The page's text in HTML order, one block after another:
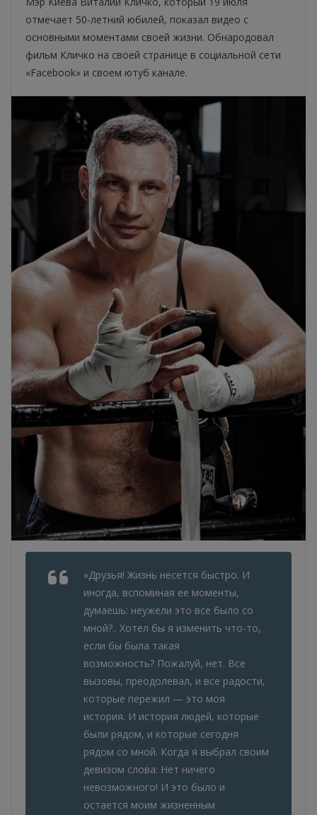
отмечает 50-летний юбилей, показал видео с
основными моментами своей жизни. Обнародовал
фильм Кличко на своей странице в социальной сети
«Facebook» и своем ютуб канале.
«Друзья! Жизнь несется быстро. И
иногда, вспоминая ее моменты,
думаешь: неужели это все было со
мной?.. Хотел бы я изменить что-то,
если бы была такая
возможность? Пожалуй, нет. Все
вызовы, преодолевал, и все радости,
которые пережил — это моя
история. И история людей, которые
были рядом, и которые сегодня
рядом со мной. Когда я выбрал своим
девизом слова: Нет ничего
невозможного! И это было и
остается моим жизненным